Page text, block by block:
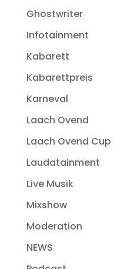
Ghostwriter
Infotainment
Kabarett
Kabarettpreis
Karneval
Laach Ovend
Laach Ovend Cup
Laudatainment
Live Musik
Mixshow
Moderation
NEWS